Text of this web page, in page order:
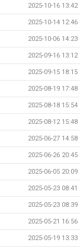
2025-10-16 13:42
2025-10-14 12:46
2025-10-06 14:23
2025-09-16 13:12
2025-09-15 18:15
2025-08-19 17:48
2025-08-18 15:54
2025-08-12 15:48
2025-06-27 14:58
2025-06-26 20:45
2025-06-05 20:09
2025-05-23 08:41
2025-05-23 08:39
2025-05-21 16:56
2025-05-19 13:33